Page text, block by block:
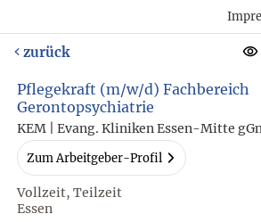
zurück
Pflegekraft (m/w/d) Fachbereich
Gerontopsychiatrie
KEM | Evang. Kliniken Essen-Mitte
Zum Arbeitgeber-Profil
Vollzeit, Teilzeit
Essen